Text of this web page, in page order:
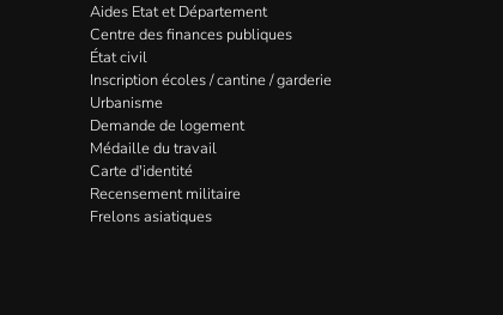
Aides Etat et Département
Centre des finances publiques
État civil
Inscription écoles / cantine / garderie
Urbanisme
Demande de logement
Médaille du travail
Carte d'identité
Recensement militaire
Frelons asiatiques